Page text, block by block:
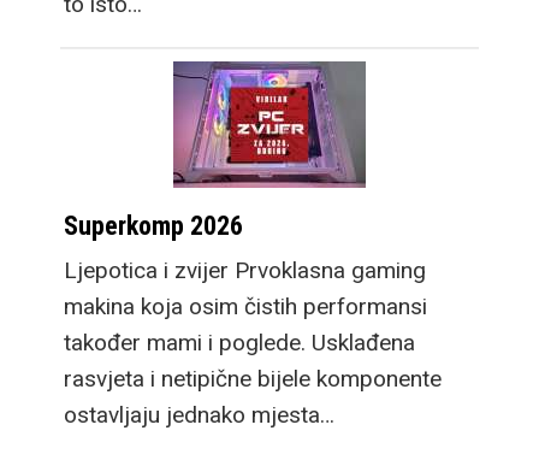
Superkomp 2026
Ljepotica i zvijer Prvoklasna gaming
makina koja osim čistih performansi
također mami i poglede. Usklađena
rasvjeta i netipične bijele komponente
ostavljaju jednako mjesta…